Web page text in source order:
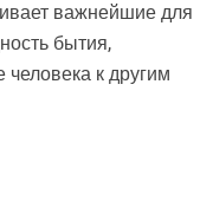
важнейшие для
бытия,
к другим